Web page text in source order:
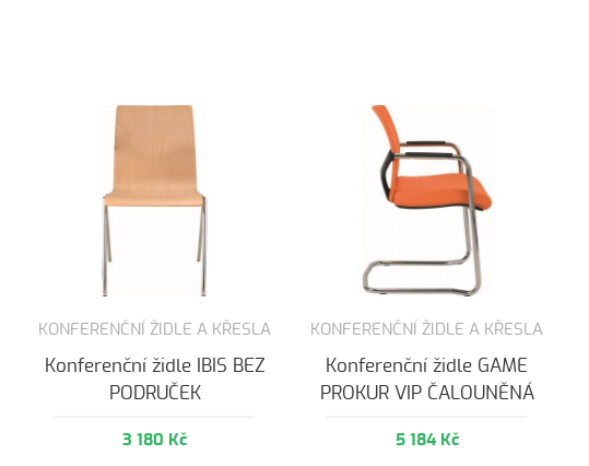
KONFERENČNÍ ŽIDLE A KŘESLA
Konferenční židle IBIS BEZ
PODRUČEK
3 180 Kč
KONFERENČNÍ ŽIDLE A KŘESLA
Konferenční židle GAME
PROKUR VIP ČALOUNĚNÁ
5 184 Kč